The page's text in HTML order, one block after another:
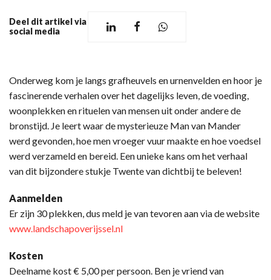
Deel dit artikel via
social media
Onderweg kom je langs grafheuvels en urnenvelden en hoor je
fascinerende verhalen over het dagelijks leven, de voeding,
woonplekken en rituelen van mensen uit onder andere de
bronstijd. Je leert waar de mysterieuze Man van Mander
werd gevonden, hoe men vroeger vuur maakte en hoe voedsel
werd verzameld en bereid. Een unieke kans om het verhaal
van dit bijzondere stukje Twente van dichtbij te beleven!
Aanmelden
Er zijn 30 plekken, dus meld je van tevoren aan via de website
www.landschapoverijssel.nl
Kosten
Deelname kost € 5,00 per persoon. Ben je vriend van